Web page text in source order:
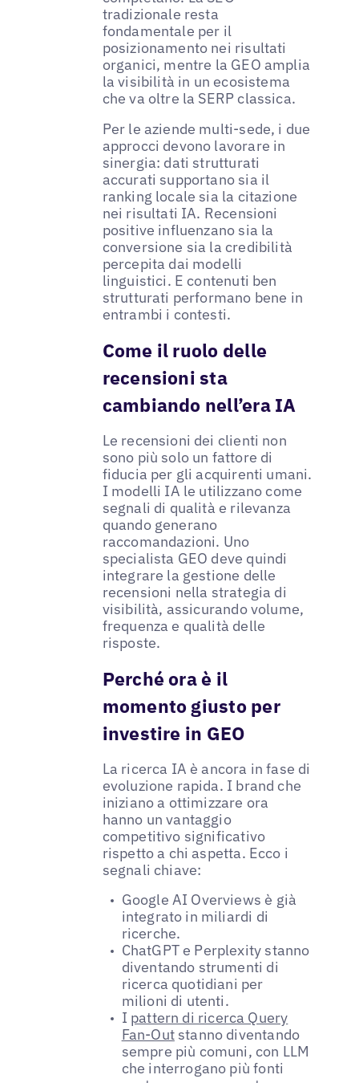
tradizionale resta
fondamentale per il
posizionamento nei risultati
organici, mentre la GEO amplia
la visibilità in un ecosistema
che va oltre la SERP classica.
Per le aziende multi-sede, i due
approcci devono lavorare in
sinergia: dati strutturati
accurati supportano sia il
ranking locale sia la citazione
nei risultati IA. Recensioni
positive influenzano sia la
conversione sia la credibilità
percepita dai modelli
linguistici. E contenuti ben
strutturati performano bene in
entrambi i contesti.
Come il ruolo delle
recensioni sta
cambiando nell’era IA
Le recensioni dei clienti non
sono più solo un fattore di
fiducia per gli acquirenti umani.
I modelli IA le utilizzano come
segnali di qualità e rilevanza
quando generano
raccomandazioni. Uno
specialista GEO deve quindi
integrare la gestione delle
recensioni nella strategia di
visibilità, assicurando volume,
frequenza e qualità delle
risposte.
Perché ora è il
momento giusto per
investire in GEO
La ricerca IA è ancora in fase di
evoluzione rapida. I brand che
iniziano a ottimizzare ora
hanno un vantaggio
competitivo significativo
rispetto a chi aspetta. Ecco i
segnali chiave:
Google AI Overviews è già
integrato in miliardi di
ricerche.
ChatGPT e Perplexity stanno
diventando strumenti di
ricerca quotidiani per
milioni di utenti.
I pattern di ricerca Query
Fan-Outstanno diventando
sempre più comuni, con LLM
che interrogano più fonti